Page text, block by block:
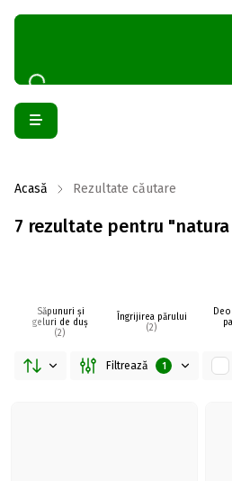
Acasă Rezultate căutare
7 rezultate pentru "natura
Săpunuri și
geluri de duș
(2)
Îngrijirea părului
(2)
Filtrează 1